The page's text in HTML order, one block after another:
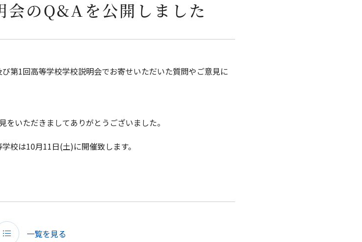
のQ&Aを公開しました
第1回高等学校学校説明会でお寄せいただいた質問やご意見に
いただきましてありがとうございました。
校は10月11日(土)に開催致します。
一覧を見る